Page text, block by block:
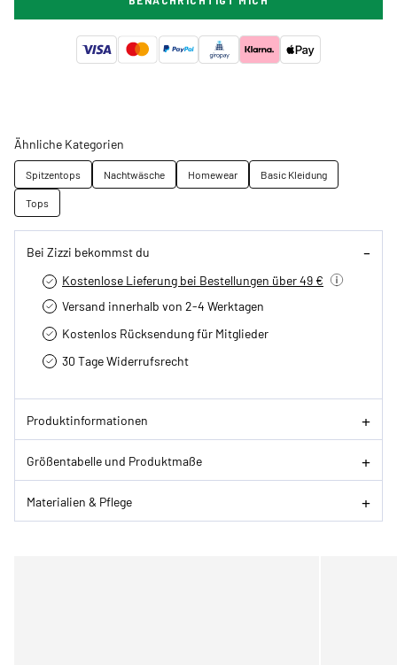
Ähnliche Kategorien
Spitzentops Nachtwäsche Homewear
Basic Kleidung
Tops
Bei Zizzi bekommst du
Kostenlose Lieferung bei Bestellungen über 49 €
Versand innerhalb von 2-4 Werktagen
Kostenlos Rücksendung für Mitglieder
30 Tage Widerrufsrecht
Produktinformationen
Größentabelle und Produktmaße
Materialien & Pflege